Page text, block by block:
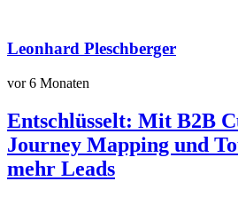
Leonhard Pleschberger
vor 6 Monaten
Entschlüsselt: Mit B2B
Journey Mapping und
mehr Leads